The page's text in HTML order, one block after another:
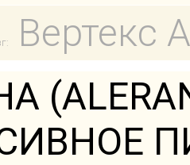
Вертекс